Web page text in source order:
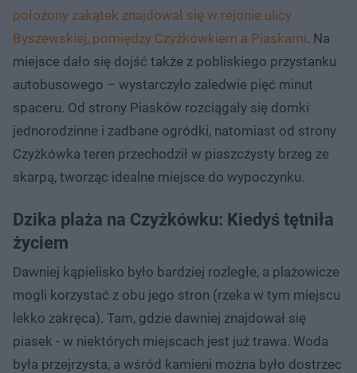
położony zakątek znajdował się w rejonie ulicy
Byszewskiej, pomiędzy Czyżkówkiem a Piaskami. Na
miejsce dało się dojść także z pobliskiego przystanku
autobusowego – wystarczyło zaledwie pięć minut
spaceru. Od strony Piasków rozciągały się domki
jednorodzinne i zadbane ogródki, natomiast od strony
Czyżkówka teren przechodził w piaszczysty brzeg ze
skarpą, tworząc idealne miejsce do wypoczynku.
Dzika plaża na Czyżkówku: Kiedyś tętniła
życiem
Dawniej kąpielisko było bardziej rozległe, a plażowicze
mogli korzystać z obu jego stron (rzeka w tym miejscu
lekko zakręca). Tam, gdzie dawniej znajdował się
piasek - w niektórych miejscach jest już trawa. Woda
była przejrzysta, a wśród kamieni można było dostrzec